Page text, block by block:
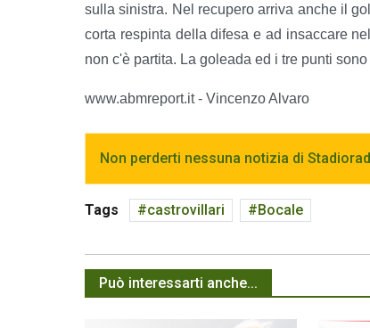
sulla sinistra. Nel recupero arriva anche il
corta respinta della difesa e ad insaccare
non c'è partita. La goleada ed i tre punti
www.abmreport.it - Vincenzo Alvaro
Non perderti nessuna notizia di
Tags castrovillari Bocale
Può interessarti anche...